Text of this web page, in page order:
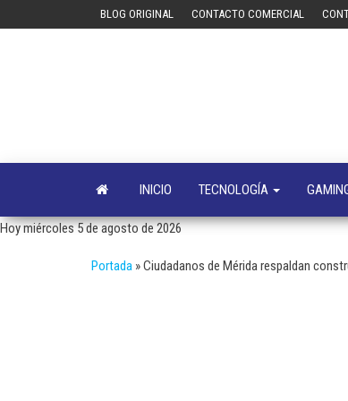
BLOG ORIGINAL CONTACTO COMERCIAL
INICIO TECNOLOGÍA
Hoy miércoles 5 de agosto de 2026
Portada »Ciudadanos de Mérida respaldan